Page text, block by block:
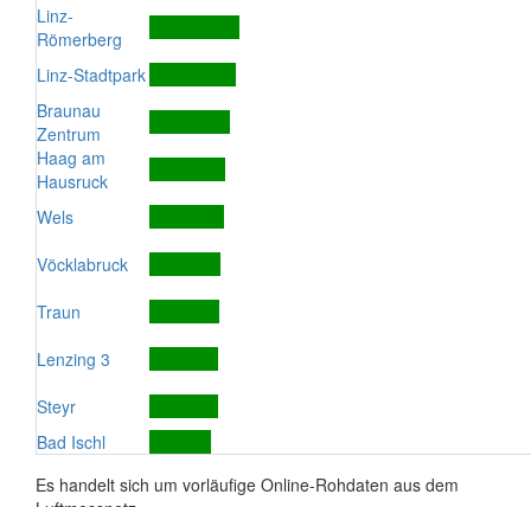
Linz-
Römerberg
Linz-Stadtpark
Braunau
Zentrum
Haag am
Hausruck
Wels
Vöcklabruck
Traun
Lenzing 3
Steyr
Bad Ischl
Es handelt sich um vorläufige Online-Rohdaten aus dem